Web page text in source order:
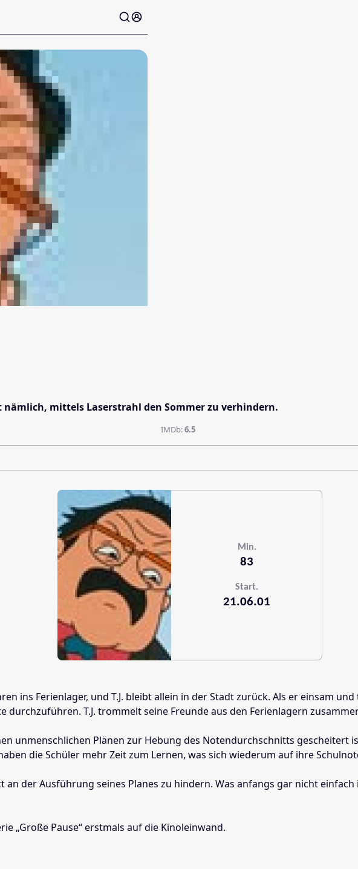
mittels Laserstrahl den Sommer zu verhindern.
IMDb:6.5
Min.
83
Start.
21.06.01
ins Ferienlager, und T.J. bleibt allein in der Stadt zurück. Als er einsam
T.J. trommelt seine Freunde aus den Ferienlagern
unmenschlichen Plänen zur Hebung des Notendurchschnitts
die Schüler mehr Zeit zum Lernen, was sich wiederum auf ihre
der Ausführung seines Planes zu hindern. Was anfangs gar nicht
„Große Pause“ erstmals auf die Kinoleinwand.